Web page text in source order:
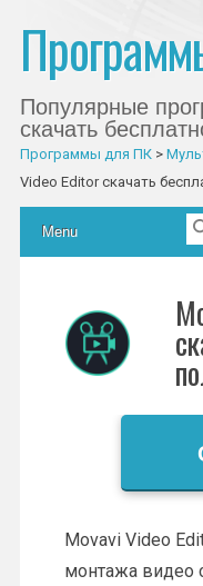
Популярные
скачать
Программы для ПК>
Video Editor скачать
Главное меню
Skip to content
Menu
Movavi Video
монтажа видео